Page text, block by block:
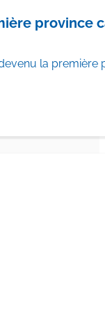
province
la première